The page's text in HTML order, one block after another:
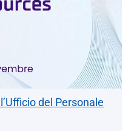
del Personale